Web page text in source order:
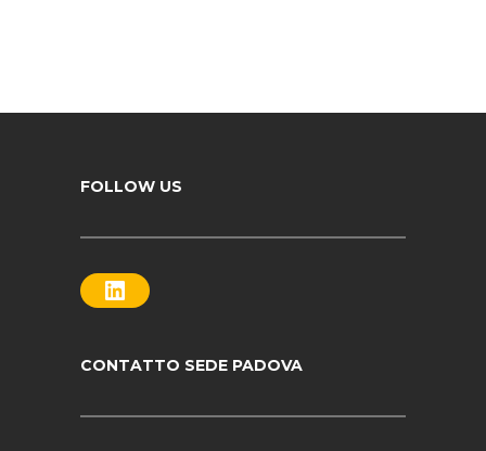
FOLLOW US
LinkedIn
CONTATTO SEDE PADOVA